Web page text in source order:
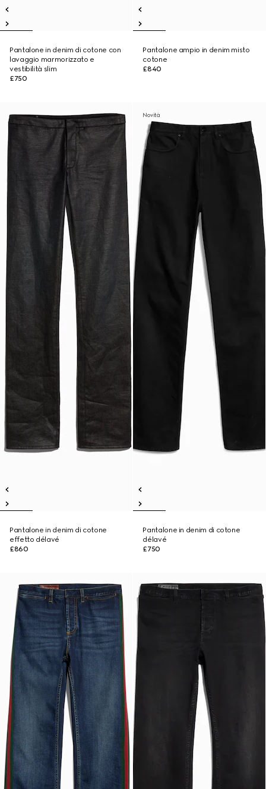
Pantalone in denim di cotone con
lavaggio marmorizzato e
vestibilità slim
£750
Pantalone ampio in denim misto
cotone
£840
Pantalone in denim di cotone
effetto délavé
£860
Novità
Pantalone in denim di cotone
délavé
£750